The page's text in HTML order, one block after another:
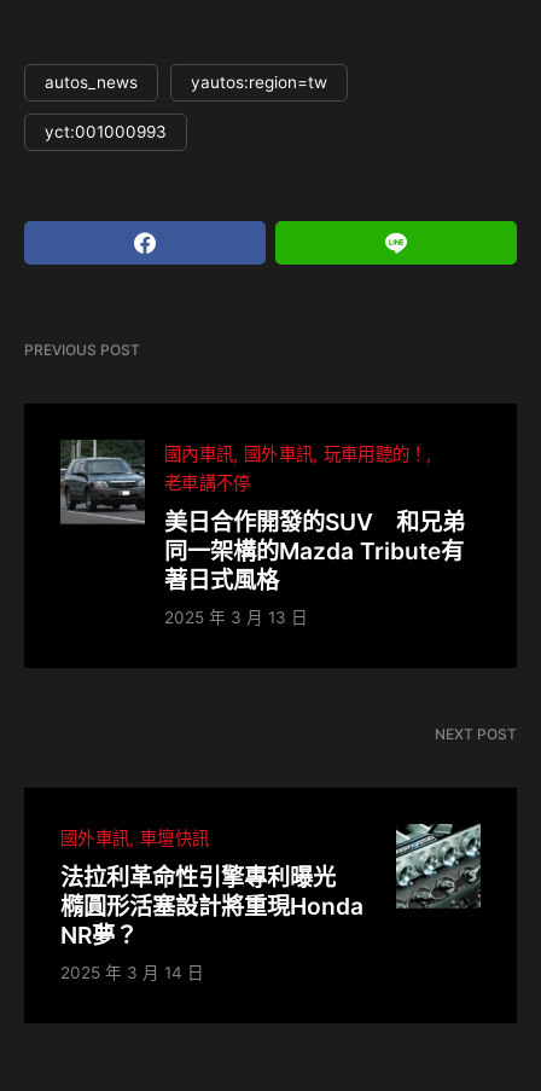
autos_news yautos:region=tw
yct:001000993
PREVIOUS POST
國內車訊 國外車訊 玩車用聽的！
老車講不停
美日合作開發的SUV 和兄弟
同一架構的Mazda Tribute有
著日式風格
2025 年 3 月 13 日
NEXT POST
國外車訊 車壇快訊
法拉利革命性引擎專利曝光
橢圓形活塞設計將重現Honda
NR夢？
2025 年 3 月 14 日